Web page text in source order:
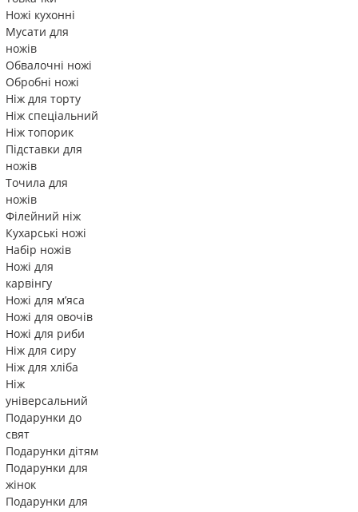
Ножі кухонні
Мусати для
ножів
Обвалочні ножі
Обробні ножі
Ніж для торту
Ніж спеціальний
Ніж топорик
Підставки для
ножів
Точила для
ножів
Філейний ніж
Кухарські ножі
Набір ножів
Ножі для
карвінгу
Ножі для м’яса
Ножі для овочів
Ножі для риби
Ніж для сиру
Ніж для хліба
Ніж
універсальний
Подарунки до
свят
Подарунки дітям
Подарунки для
жінок
Подарунки для